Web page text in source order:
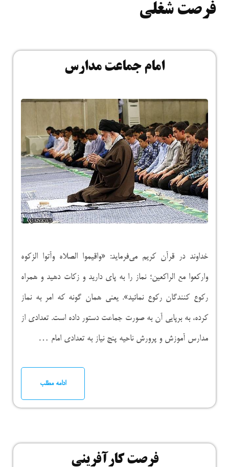
فرصت شغلی
امام جماعت مدارس
خداوند در قرآن کریم‌ می‌‌فرماید: «واقیموا الصلاه وآتوا الزکوه
وارکعوا مع الراکعین؛ نماز را به پای دارید و زکات دهید و همراه
رکوع کنندگان رکوع نمائید». یعنی همان گونه که امر به نماز
کرده، به برپایى آن به صورت جماعت دستور داده است.‌‌ تعدادی از
مدارس آموزش و پرورش ناحیه پنج نیاز به تعدادی امام …
ادامه مطلب
فرصت کارآفرینی